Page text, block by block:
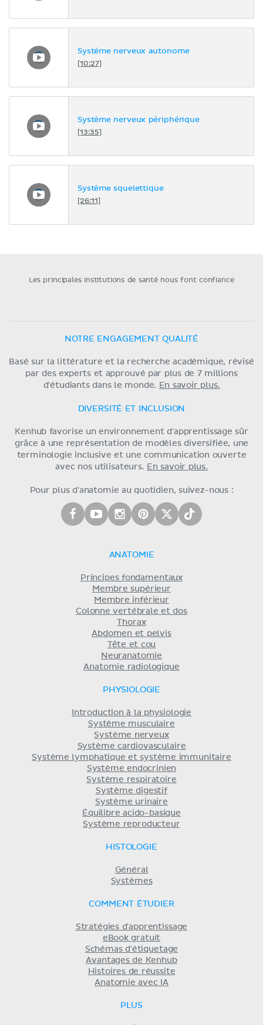
Système nerveux autonome
[10:27]
Système nerveux périphérique
[13:35]
Système squelettique
[26:11]
Les principales institutions de santé nous font confiance
NOTRE ENGAGEMENT QUALITÉ
Basé sur la littérature et la recherche académique, révisé
par des experts et approuvé par plus de 7 millions
d'étudiants dans le monde. En savoir plus.
DIVERSITÉ ET INCLUSION
Kenhub favorise un environnement d'apprentissage sûr
grâce à une représentation de modèles diversifiée, une
terminologie inclusive et une communication ouverte
avec nos utilisateurs. En savoir plus.
Pour plus d'anatomie au quotidien, suivez-nous :
ANATOMIE
Principes fondamentaux
Membre supérieur
Membre inférieur
Colonne vertébrale et dos
Thorax
Abdomen et pelvis
Tête et cou
Neuranatomie
Anatomie radiologique
PHYSIOLOGIE
Introduction à la physiologie
Système musculaire
Système nerveux
Système cardiovasculaire
Système lymphatique et système immunitaire
Système endocrinien
Système respiratoire
Système digestif
Système urinaire
Équilibre acido-basique
Système reproducteur
HISTOLOGIE
Général
Systèmes
COMMENT ÉTUDIER
Stratégies d'apprentissage
eBook gratuit
Schémas d'étiquetage
Avantages de Kenhub
Histoires de réussite
Anatomie avec IA
PLUS